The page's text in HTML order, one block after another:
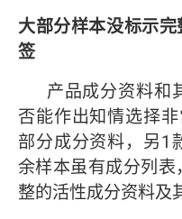
大部分样本没标示
签
产品成分资料和
否能作出知情选择
部分成分资料，另1
余样本虽有成分列
整的活性成分资料及